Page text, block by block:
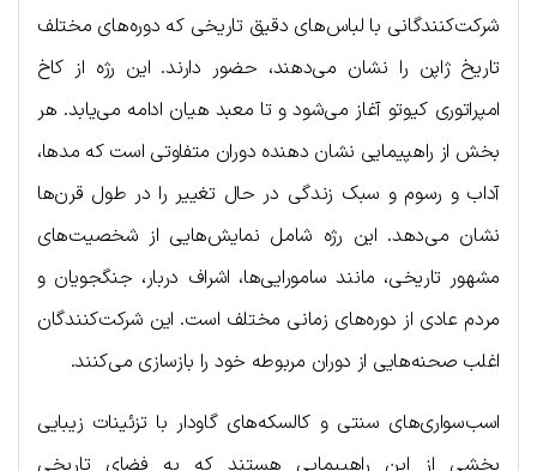
شرکت‌کنندگانی با لباس‌های دقیق تاریخی که دوره‌های مختلف
تاریخ ژاپن را نشان می‌دهند، حضور دارند. این رژه از کاخ
امپراتوری کیوتو آغاز می‌شود و تا معبد هیان ادامه می‌یابد. هر
بخش از راهپیمایی نشان دهنده دوران متفاوتی است که مدها،
آداب و رسوم و سبک زندگی در حال تغییر را در طول قرن‌ها
نشان می‌دهد. این رژه شامل نمایش‌هایی از شخصیت‌های
مشهور تاریخی، مانند سامورایی‌ها، اشراف دربار، جنگجویان و
مردم عادی از دوره‌های زمانی مختلف است. این شرکت‌کنندگان
اغلب صحنه‌هایی از دوران مربوطه خود را بازسازی می‌کنند.
اسب‌سواری‌های سنتی و کالسکه‌های گاودار با تزئینات زیبایی
بخشی از این راهپیمایی هستند که به فضای تاریخی